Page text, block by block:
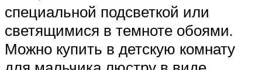
специальной подсветкой или
светящимися в темноте обоями.
Можно купить в детскую комнату